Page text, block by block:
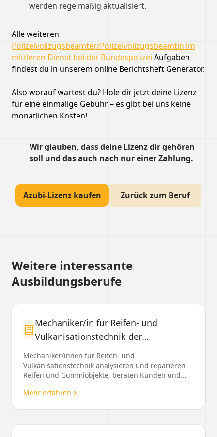
werden regelmäßig aktualisiert.
Alle weiteren
Polizeivollzugsbeamter/Polizeivollzugsbeamtin im
mittleren Dienst bei der Bundespolizei Aufgaben
findest du in unserem online Berichtsheft Generator.
Also worauf wartest du? Hole dir jetzt deine Lizenz
für eine einmalige Gebühr – es gibt bei uns keine
monatlichen Kosten!
Wir glauben, dass deine Lizenz dir gehören
soll und das auch nach nur einer Zahlung.
Azubi-Lizenz kaufen Zurück zum Beruf
Weitere interessante
Ausbildungsberufe
Mechaniker/in für Reifen- und
Vulkanisationstechnik der
Fachrichtung Vulkanisationstechnik
Mechaniker/innen für Reifen- und
Vulkanisationstechnik analysieren und reparieren
Reifen und Gummiobjekte, beraten Kunden und
Mehr erfahren